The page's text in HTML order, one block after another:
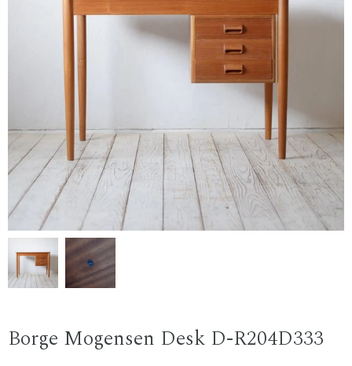
Borge Mogensen Desk D-R204D333